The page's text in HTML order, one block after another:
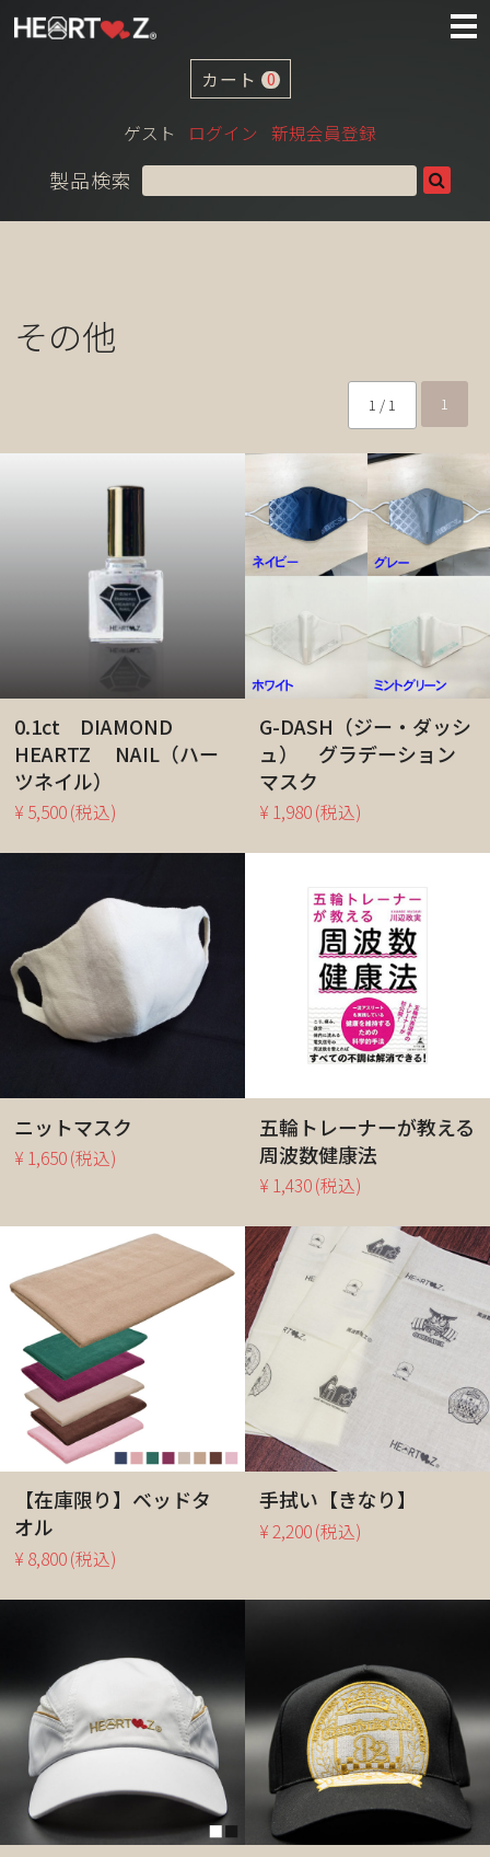
カート 0
ゲスト ログイン 新規会員登録
製品検索
その他
1 / 1 1
0.1ct DIAMOND
HEARTZ NAIL（ハー
ツネイル）
¥ 5,500(税込)
G-DASH（ジー・ダッシ
ュ） グラデーション
マスク
¥ 1,980(税込)
ニットマスク
¥ 1,650(税込)
五輪トレーナーが教える
周波数健康法
¥ 1,430(税込)
【在庫限り】ベッドタ
オル
¥ 8,800(税込)
手拭い【きなり】
¥ 2,200(税込)